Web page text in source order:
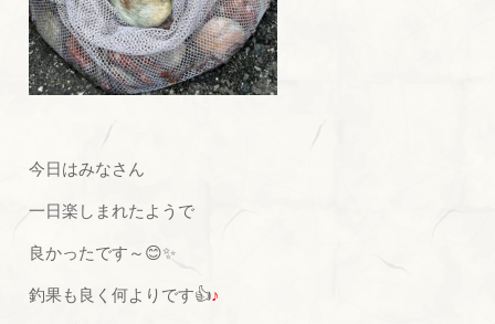
今日はみなさん
一日楽しまれたようで
良かったです～😊✨
釣果も良く何よりです👍♪